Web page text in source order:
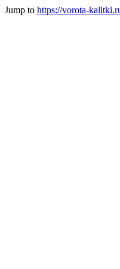
Jump to https://vorota-